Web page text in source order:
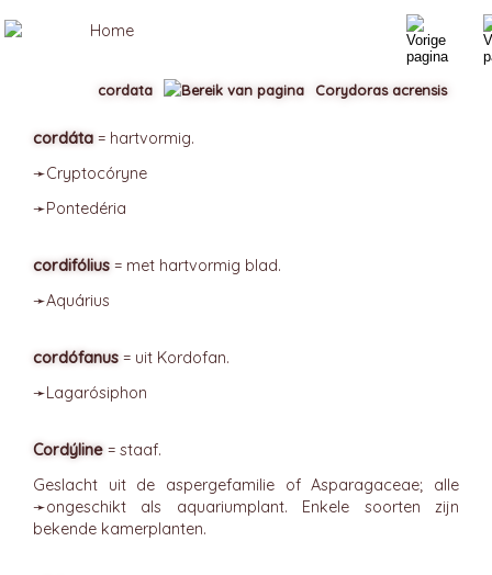
cordáta = hartvormig.
➛Cryptocóryne
➛Pontedéria
cordifólius = met hartvormig blad.
➛Aquárius
cordófanus = uit Kordofan.
➛Lagarósiphon
Cordýline = staaf.
Geslacht uit de aspergefamilie of Asparagaceae; alle
➛ongeschikt als aquariumplant. Enkele soorten zijn
bekende kamerplanten.
cordata Corydoras acrensis